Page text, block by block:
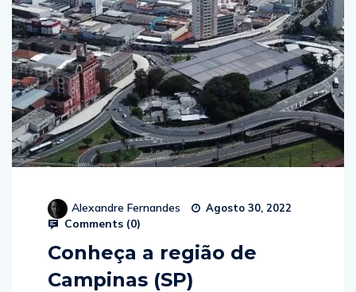
Alexandre Fernandes Agosto 30, 2022
Comments (0)
Conheça a região de
Campinas (SP)